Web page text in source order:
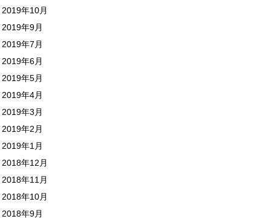
2019年10月
2019年9月
2019年7月
2019年6月
2019年5月
2019年4月
2019年3月
2019年2月
2019年1月
2018年12月
2018年11月
2018年10月
2018年9月